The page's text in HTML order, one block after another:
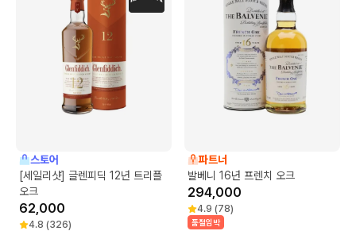
스토어
[세일리샷] 글렌피딕 12년 트리플
오크
62,000
4.8 (326)
파트너
발베니 16년 프렌치 오크
294,000
4.9 (78)
품절임박